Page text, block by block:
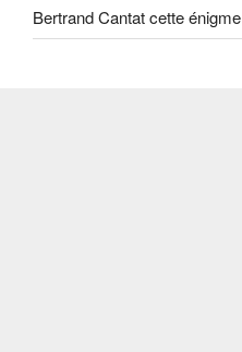
Bertrand Cantat cette énigme